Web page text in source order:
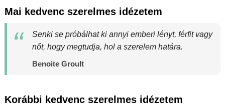
Mai kedvenc szerelmes idézetem
Senki se próbálhat ki annyi emberi lényt, férfit vagy
nőt, hogy megtudja, hol a szerelem határa.
Benoite Groult
Korábbi kedvenc szerelmes idézetem